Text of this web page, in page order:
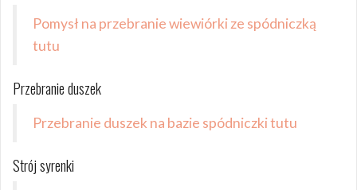
Pomysł na przebranie wiewiórki ze spódniczką
tutu
Przebranie duszek
Przebranie duszek na bazie spódniczki tutu
Strój syrenki